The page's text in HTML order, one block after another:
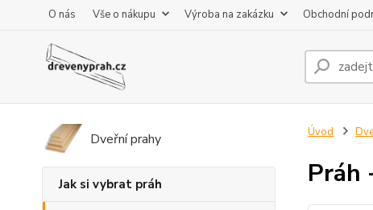
O nás Vše o nákupu Výroba na zakázku Obchodní
Dveřní prahy
Jak si vybrat práh
Úvod
Práh